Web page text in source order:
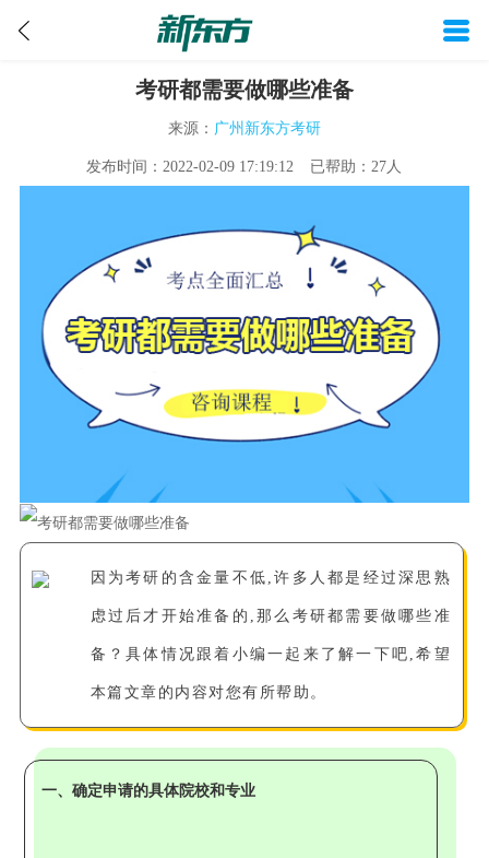
考研都需要做哪些准备
来源： 广州新东方考研
发布时间：2022-02-09 17:19:12 已帮助：27人
因为考研的含金量不低,许多人都是经过深思熟
虑过后才开始准备的,那么考研都需要做哪些准
备？具体情况跟着小编一起来了解一下吧,希望
本篇文章的内容对您有所帮助。
一、确定申请的具体院校和专业